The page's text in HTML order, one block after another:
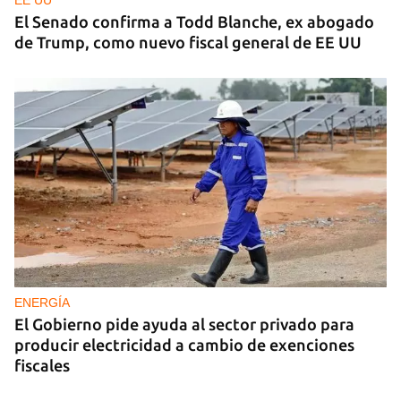
El Senado confirma a Todd Blanche, ex abogado
de Trump, como nuevo fiscal general de EE UU
ENERGÍA
El Gobierno pide ayuda al sector privado para
producir electricidad a cambio de exenciones
fiscales